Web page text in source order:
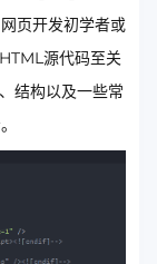
页开发初学者或
源代码至关
结构以及一些常